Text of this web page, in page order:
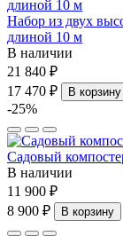
Набор из двух
длиной 10 м
В наличии
21 840 ₽
17 470 ₽
В корзину
-25%
Садовый
В наличии
11 900 ₽
8 900 ₽
В корзину